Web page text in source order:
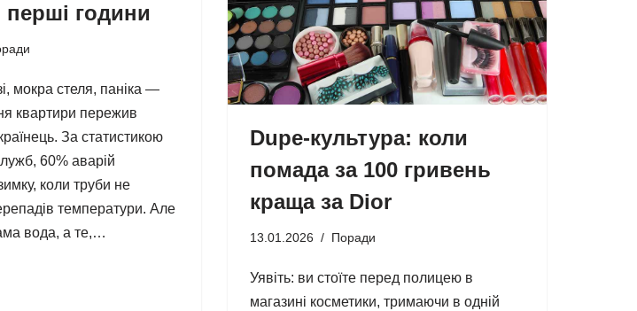
години
мокра стеля, паніка —
квартири пережив
За статистикою
60% аварій
коли труби не
температури. Але
вода, а те,…
Dupe-культура: коли
помада за 100 гривень
краща за Dior
13.01.2026 Поради
Уявіть: ви стоїте перед полицею в
магазині косметики, тримаючи в одній